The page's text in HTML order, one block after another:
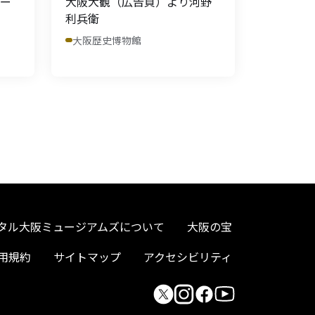
利兵衛
大阪歴史博物館
ル大阪ミュージアムズについて
大阪の宝
規約
サイトマップ アクセシビリティ